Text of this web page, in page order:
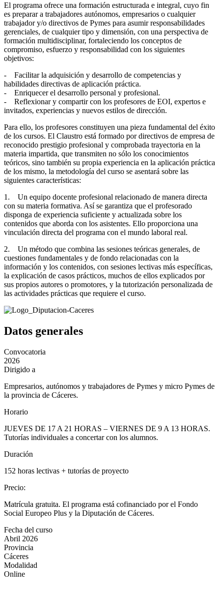
El programa ofrece una formación estructurada e integral, cuyo fin
es preparar a trabajadores autónomos, empresarios o cualquier
trabajador y/o directivos de Pymes para asumir responsabilidades
gerenciales, de cualquier tipo y dimensión, con una perspectiva de
formación multidisciplinar, fortaleciendo los conceptos de
compromiso, esfuerzo y responsabilidad con los siguientes
objetivos:
- Facilitar la adquisición y desarrollo de competencias y
habilidades directivas de aplicación práctica.
- Enriquecer el desarrollo personal y profesional.
- Reflexionar y compartir con los profesores de EOI, expertos e
invitados, experiencias y nuevos estilos de dirección.
Para ello, los profesores constituyen una pieza fundamental del éxito
de los cursos. El Claustro está formado por directivos de empresa de
reconocido prestigio profesional y comprobada trayectoria en la
materia impartida, que transmiten no sólo los conocimientos
teóricos, sino también su propia experiencia en la aplicación práctica
de los mismo, la metodología del curso se asentará sobre las
siguientes características:
1. Un equipo docente profesional relacionado de manera directa
con su materia formativa. Así se garantiza que el profesorado
disponga de experiencia suficiente y actualizada sobre los
contenidos que aborda con los asistentes. Ello proporciona una
vinculación directa del programa con el mundo laboral real.
2. Un método que combina las sesiones teóricas generales, de
cuestiones fundamentales y de fondo relacionadas con la
información y los contenidos, con sesiones lectivas más específicas,
la explicación de casos prácticos, muchos de ellos explicados por
sus propios autores o promotores, y la tutorización personalizada de
las actividades prácticas que requiere el curso.
Datos generales
Convocatoria
2026
Dirigido a
Empresarios, autónomos y trabajadores de Pymes y micro Pymes de
la provincia de Cáceres.
Horario
JUEVES DE 17 A 21 HORAS – VIERNES DE 9 A 13 HORAS.
Tutorías individuales a concertar con los alumnos.
Duración
152 horas lectivas + tutorías de proyecto
Precio:
Matrícula gratuita. El programa está cofinanciado por el Fondo
Social Europeo Plus y la Diputación de Cáceres.
Fecha del curso
Abril 2026
Provincia
Cáceres
Modalidad
Online